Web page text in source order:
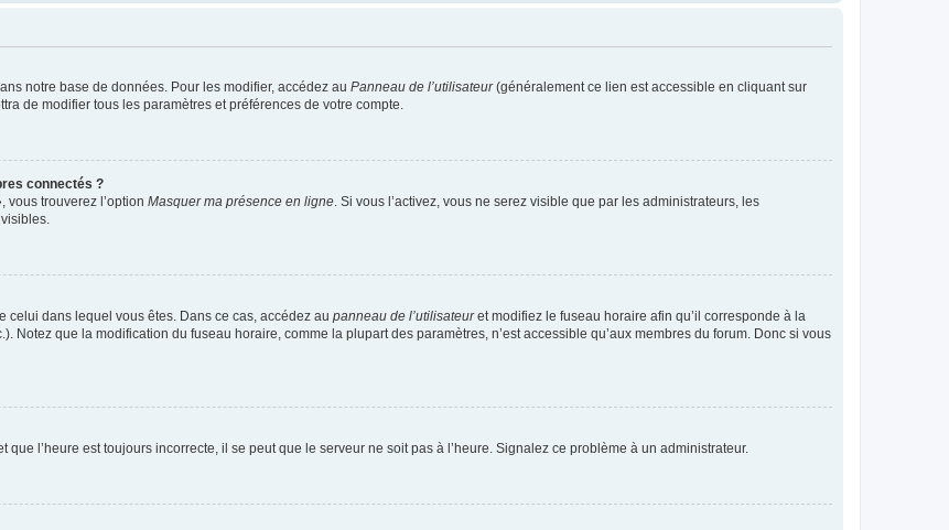
notre base de données. Pour les modifier, accédez au Panneau de l’utilisateur(généralement ce lien est accessible en cliquant sur
de modifier tous les paramètres et préférences de votre compte.
connectés ?
vous trouverez l’option Masquer ma présence en ligne. Si vous l’activez, vous ne serez visible que par les administrateurs, les
celui dans lequel vous êtes. Dans ce cas, accédez au panneau de l’utilisateuret modifiez le fuseau horaire afin qu’il corresponde à la
Notez que la modification du fuseau horaire, comme la plupart des paramètres, n’est accessible qu’aux membres du forum. Donc si vous
l’heure est toujours incorrecte, il se peut que le serveur ne soit pas à l’heure. Signalez ce problème à un administrateur.